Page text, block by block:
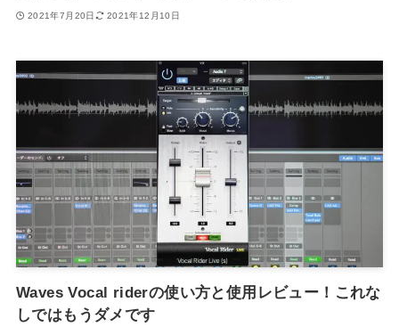
2021年7月20日 2021年12月10日
Waves Vocal riderの使い方と使用レビュー！これな
しではもうダメです